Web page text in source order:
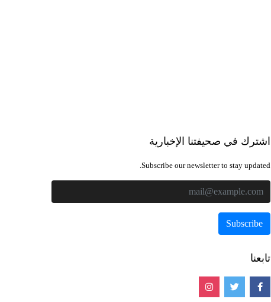
اشترك في صحيفتنا الإخبارية
Subscribe our newsletter to stay updated.
تابعنا